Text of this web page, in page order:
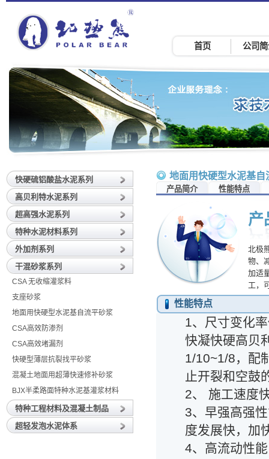
首页 公司
地面用快硬型水泥基自
产品简介 性能特点
产
北极
物、
加适
工，
性能特点
1、尺寸变化
快凝快硬高贝
1/10~1/8，配
止开裂和空鼓
2、 施工速度
3、早强高强
度发展快，加
4、高流动性
快硬硫铝酸盐水泥系列
高贝利特水泥系列
超高强水泥系列
特种水泥材料系列
外加剂系列
干混砂浆系列
CSA 无收缩灌浆料
支座砂浆
地面用快硬型水泥基自流平砂浆
CSA高效防渗剂
CSA高效堵漏剂
快硬型薄层抗裂找平砂浆
混凝土地面用超薄快速修补砂浆
BJX半柔路面特种水泥基灌浆材料
特种工程材料及混凝土制品
超轻发泡水泥体系